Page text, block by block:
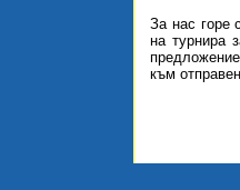
За нас горе
на турнира
към